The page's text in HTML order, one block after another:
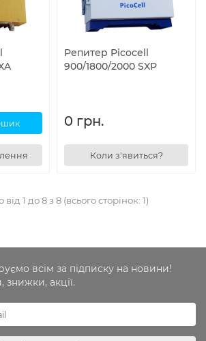
Репитер Picocell
900/1800/2000 SXP
0 грн.
Коли з'явиться?
1 до 8 з 8 (всього сторінок: 1)
всім за підписку на новини!
акції.